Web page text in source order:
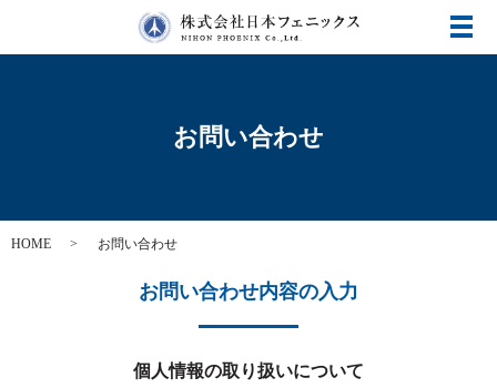
メ
お問い合わせ
HOME お問い合わせ
お問い合わせ内容の入力
個人情報の取り扱いについて